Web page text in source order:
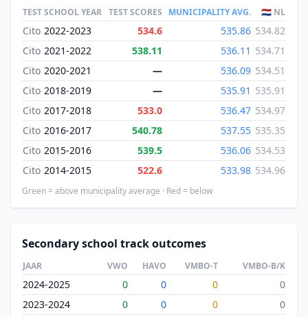
TESTSCHOOL YEAR TEST SCORES MUNICIPALITY AVG. 🇳🇱 NL
Cito 2022-2023 534.6 535.86 534.82
Cito 2021-2022 538.11 536.11 534.71
Cito 2020-2021 — 536.09 534.51
Cito 2018-2019 — 535.91 535.91
Cito 2017-2018 533.0 536.47 534.97
Cito 2016-2017 540.78 537.55 535.35
Cito 2015-2016 539.5 536.06 534.53
Cito 2014-2015 522.6 533.98 534.96
Green = above municipality average · Red = below
Secondary school track outcomes
JAAR VWO HAVO VMBO-T VMBO-B/K
2024-2025 0 0 0
0
2023-2024
0 0 0
0